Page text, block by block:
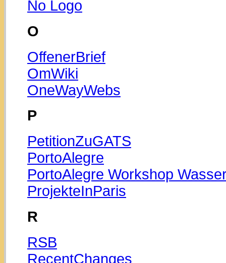
No Logo
O
OffenerBrief
OmWiki
OneWayWebs
P
PetitionZuGATS
PortoAlegre
PortoAlegre Workshop
ProjekteInParis
R
RSB
RecentChanges